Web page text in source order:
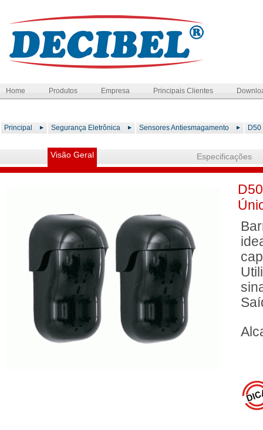
Home Produtos Empresa Principais Clientes
Principal Segurança Eletrônica Sensores Antiesmagamento
Visão Geral Especificações